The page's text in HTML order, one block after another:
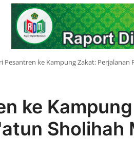
Pesantren ke Kampung Zakat:
ke
Sholihah